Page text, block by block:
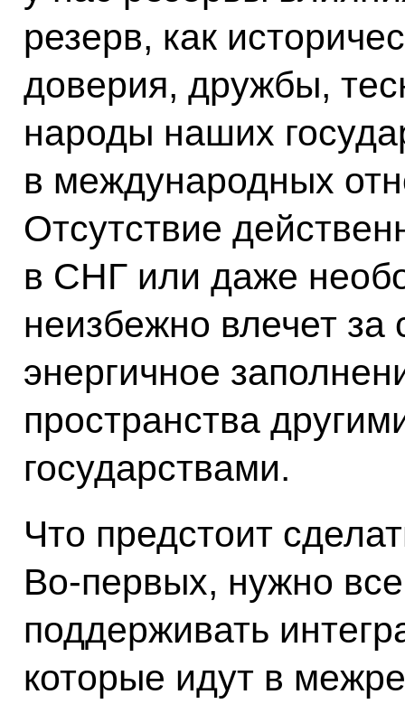
резерв, как
доверия, дружбы,
народы наших
в международных
Отсутствие
в СНГ или даже
неизбежно влечет за
энергичное
пространства
государствами.
Что предстоит
Во‑первых, нужно
поддерживать
которые идут в